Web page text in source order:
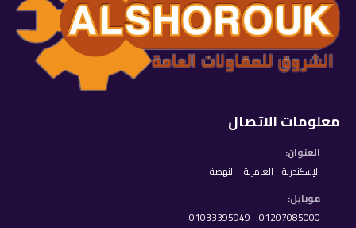
معلومات الاتصال
العنوان:
الإسكندرية - العامرية - النهضة
موبايل:
01207085000 - 01033395949